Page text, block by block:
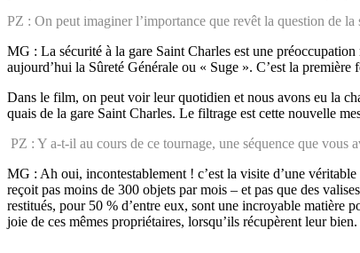
PZ : On peut imaginer l’importance que revêt la question de
MG : La sécurité à la gare Saint Charles est une
aujourd’hui la Sûreté Générale ou « Suge ». C’est la
Dans le film, on peut voir leur quotidien et nous avons eu la
quais de la gare Saint Charles. Le filtrage est cette nouvelle
PZ : Y a-t-il au cours de ce tournage, une séquence que vous
MG : Ah oui, incontestablement ! c’est la visite d’une
reçoit pas moins de 300 objets par mois – et pas que des
restitués, pour 50 % d’entre eux, sont une incroyable matière
joie de ces mêmes propriétaires, lorsqu’ils récupèrent leur